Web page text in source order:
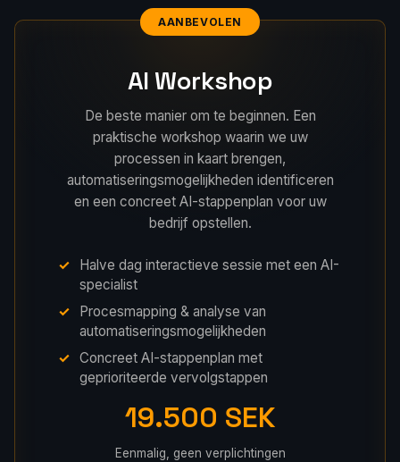
AANBEVOLEN
AI Workshop
De beste manier om te beginnen. Een
praktische workshop waarin we uw
processen in kaart brengen,
automatiseringsmogelijkheden identificeren
en een concreet AI-stappenplan voor uw
bedrijf opstellen.
Halve dag interactieve sessie met een AI-
specialist
Procesmapping & analyse van
automatiseringsmogelijkheden
Concreet AI-stappenplan met
geprioriteerde vervolgstappen
19.500 SEK
Eenmalig, geen verplichtingen